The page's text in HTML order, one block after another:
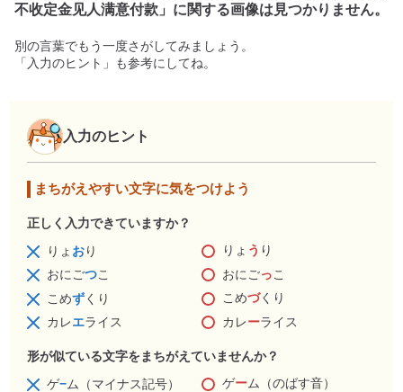
不收定金见人满意付款 」に関する画像は見つかりません。
別の言葉でもう一度さがしてみましょう。
「入力のヒント」も参考にしてね。
入力のヒント
まちがえやすい文字に気をつけよう
正しく入力できていますか？
りょ おり りょ う り
おにごつこ おにごっこ
こめずくり こめづくり
カレエライス カレーライス
形が似ている文字をまちがえていませんか？
ゲ−ム（マイナス記号） ゲーム（のばす音）